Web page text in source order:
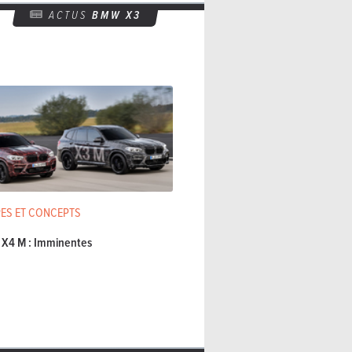
ACTUS BMW X3
ET CONCEPTS
M : Imminentes